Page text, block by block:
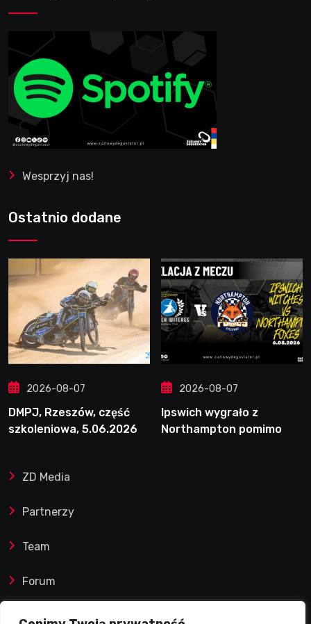
Wesprzyj nas!
Ostatnio dodane
2026-08-07
DMPJ, Rzeszów, część
szkoleniowa, 5.06.2026
2026-08-07
Ipswich wygrało z
Northampton pomimo
ZD Media
Partnerzy
Team
Forum
Reklamy i współprace